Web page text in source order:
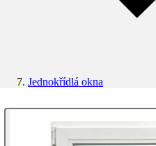
Jednokřídlá okna